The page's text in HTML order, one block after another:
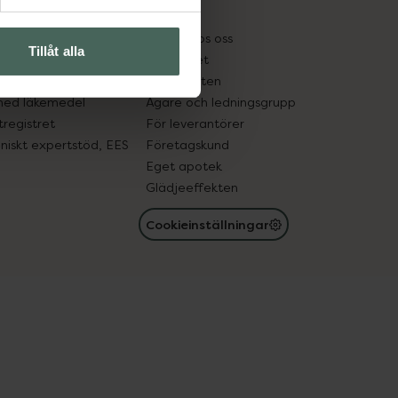
Tillåt alla
in gammal medicin
läkemedel
expertstöd, EES
Pressrum
Jobba hos oss
Hållbarhet
Samarbeten
Ägare och ledningsgrupp
För leverantörer
Företagskund
Eget apotek
Glädjeeffekten
Cookieinställningar